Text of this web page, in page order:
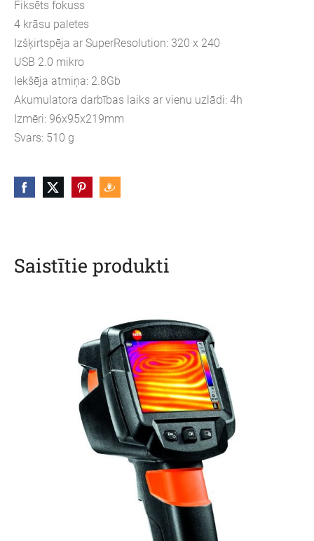
Fiksēts fokuss
4 krāsu paletes
Izšķirtspēja ar SuperResolution: 320 x 240
USB 2.0 mikro
Iekšēja atmiņa: 2.8Gb
Akumulatora darbības laiks ar vienu uzlādi: 4h
Izmēri: 96x95x219mm
Svars: 510 g
Saistītie produkti